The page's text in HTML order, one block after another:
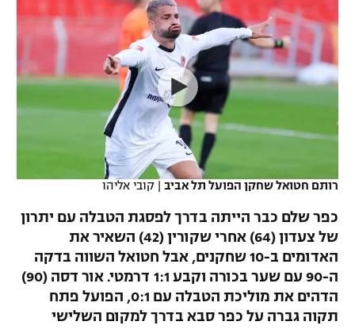
VOD
רץ ברשת
תוצאות
לוח שידורים
ברחבה
גביע המדינה
נבחרת ישראל
מכבי חיפה
הפועל תל אביב
הפועל חיפה
הפועל באר שבע
מכבי נתניה
ליגה גרמנית
ליגה ספרדית
ליגה איטלקית
ליגה צרפתית
ליגה הולנדית
ליגה טורקית
ליגות נוספות
כדורסל נשים
מכבי תל אביב
דני אבדיה
יורוליג
יורוקאפ
ענפים נוספים
טניס
כדוריד
כדורעף
שחייה
ג'ודו
אגרוף
ספורט אולימפי
רותם חטואל שחקן הפועל תל אביב | קובי אליהו
כפר שלם כבר הייתה בדרך לפסגת הטבלה עם יתרון
של צעדון (64) אחרי שקורין (42) השאיר את
האדומים ב-10 שחקנים, אבל חטואל השווה בדקה
ה-90 עם שער בכורה וקבע 1:1 דרמטי. אור דסה (90)
הדהים את מוליכת הטבלה עם 0:1, הפועל פתח
תקוה גברה על כפר סבא בדרך למקום השלישי